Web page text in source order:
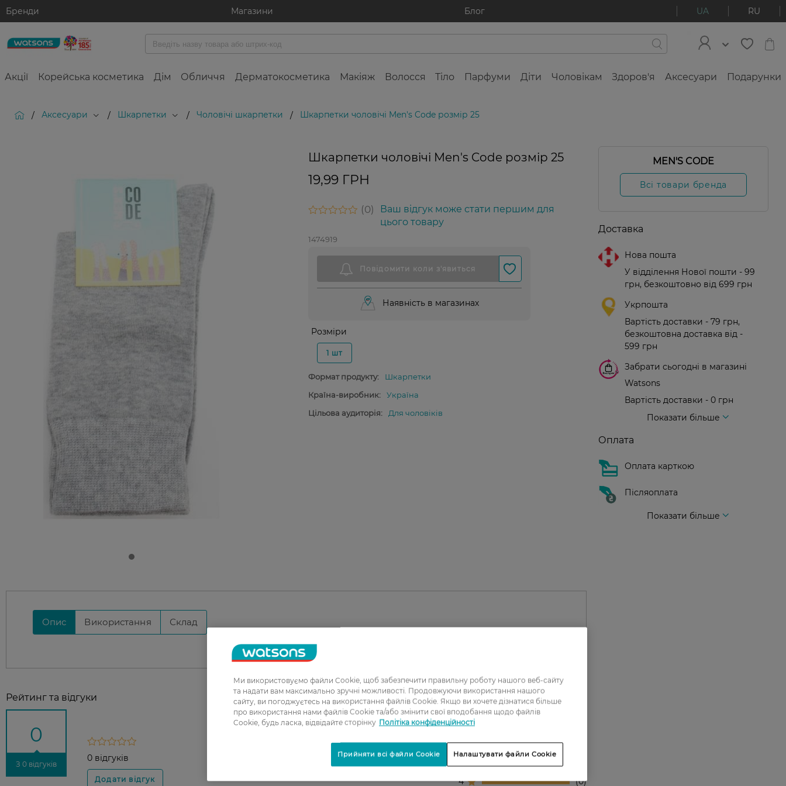
Бренди Магазини Блог UA RU
Акції Корейська косметика Дім Обличчя Дерматокосметика Макіяж Волосся Тіло Парфуми Діти Чоловікам Здоров'я Аксесуари Подарунки
/ Аксесуари / Шкарпетки / Чоловічі шкарпетки / Шкарпетки чоловічі Men's Code розмір 25
Шкарпетки чоловічі Men's Code розмір 25
19,99 ГРН
0
Ваш відгук може стати першим для
цього товару
1474919
Наявність в магазинах
Розміри
1 шт
Формат продукту:
Шкарпетки
Країна-виробник:
Україна
Цільова аудиторія:
Для чоловіків
Опис Використання Склад
Рейтинг та відгуки
0
З 0 відгуків
0 відгуків
1
2
4
0
MEN'S CODE
Всі товари бренда
Доставка
Нова пошта
У відділення Нової пошти - 99
грн, безкоштовно від 699 грн
Укрпошта
Вартість доставки - 79 грн,
безкоштовна доставка від -
599 грн
Забрати сьогодні в магазині
Watsons
Вартість доставки - 0 грн
Показати більше
Оплата
Оплата карткою
Післяоплата
Показати більше
Ми використовуємо файли Cookie, щоб забезпечити правильну роботу нашого веб-сайту
та надати вам максимально зручні можливості. Продовжуючи використання нашого
сайту, ви погоджуєтесь на використання файлів Cookie. Якщо ви хочете дізнатися більше
про використання нами файлів Cookie та/або змінити свої вподобання щодо файлів
Cookie, будь ласка, відвідайте сторінку Політіка конфіденційності
Налаштувати файли Cookie
Прийняти всі файли Cookie